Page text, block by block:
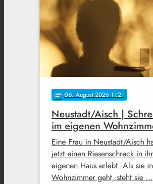
notes 06. August 2026 11:21
Neustadt/Aisch |
im eigenen
Eine Frau in Neustadt/Aisch
jetzt einen Riesenschreck in
eigenen Haus erlebt. Als sie
Wohnzimmer geht, steht sie …